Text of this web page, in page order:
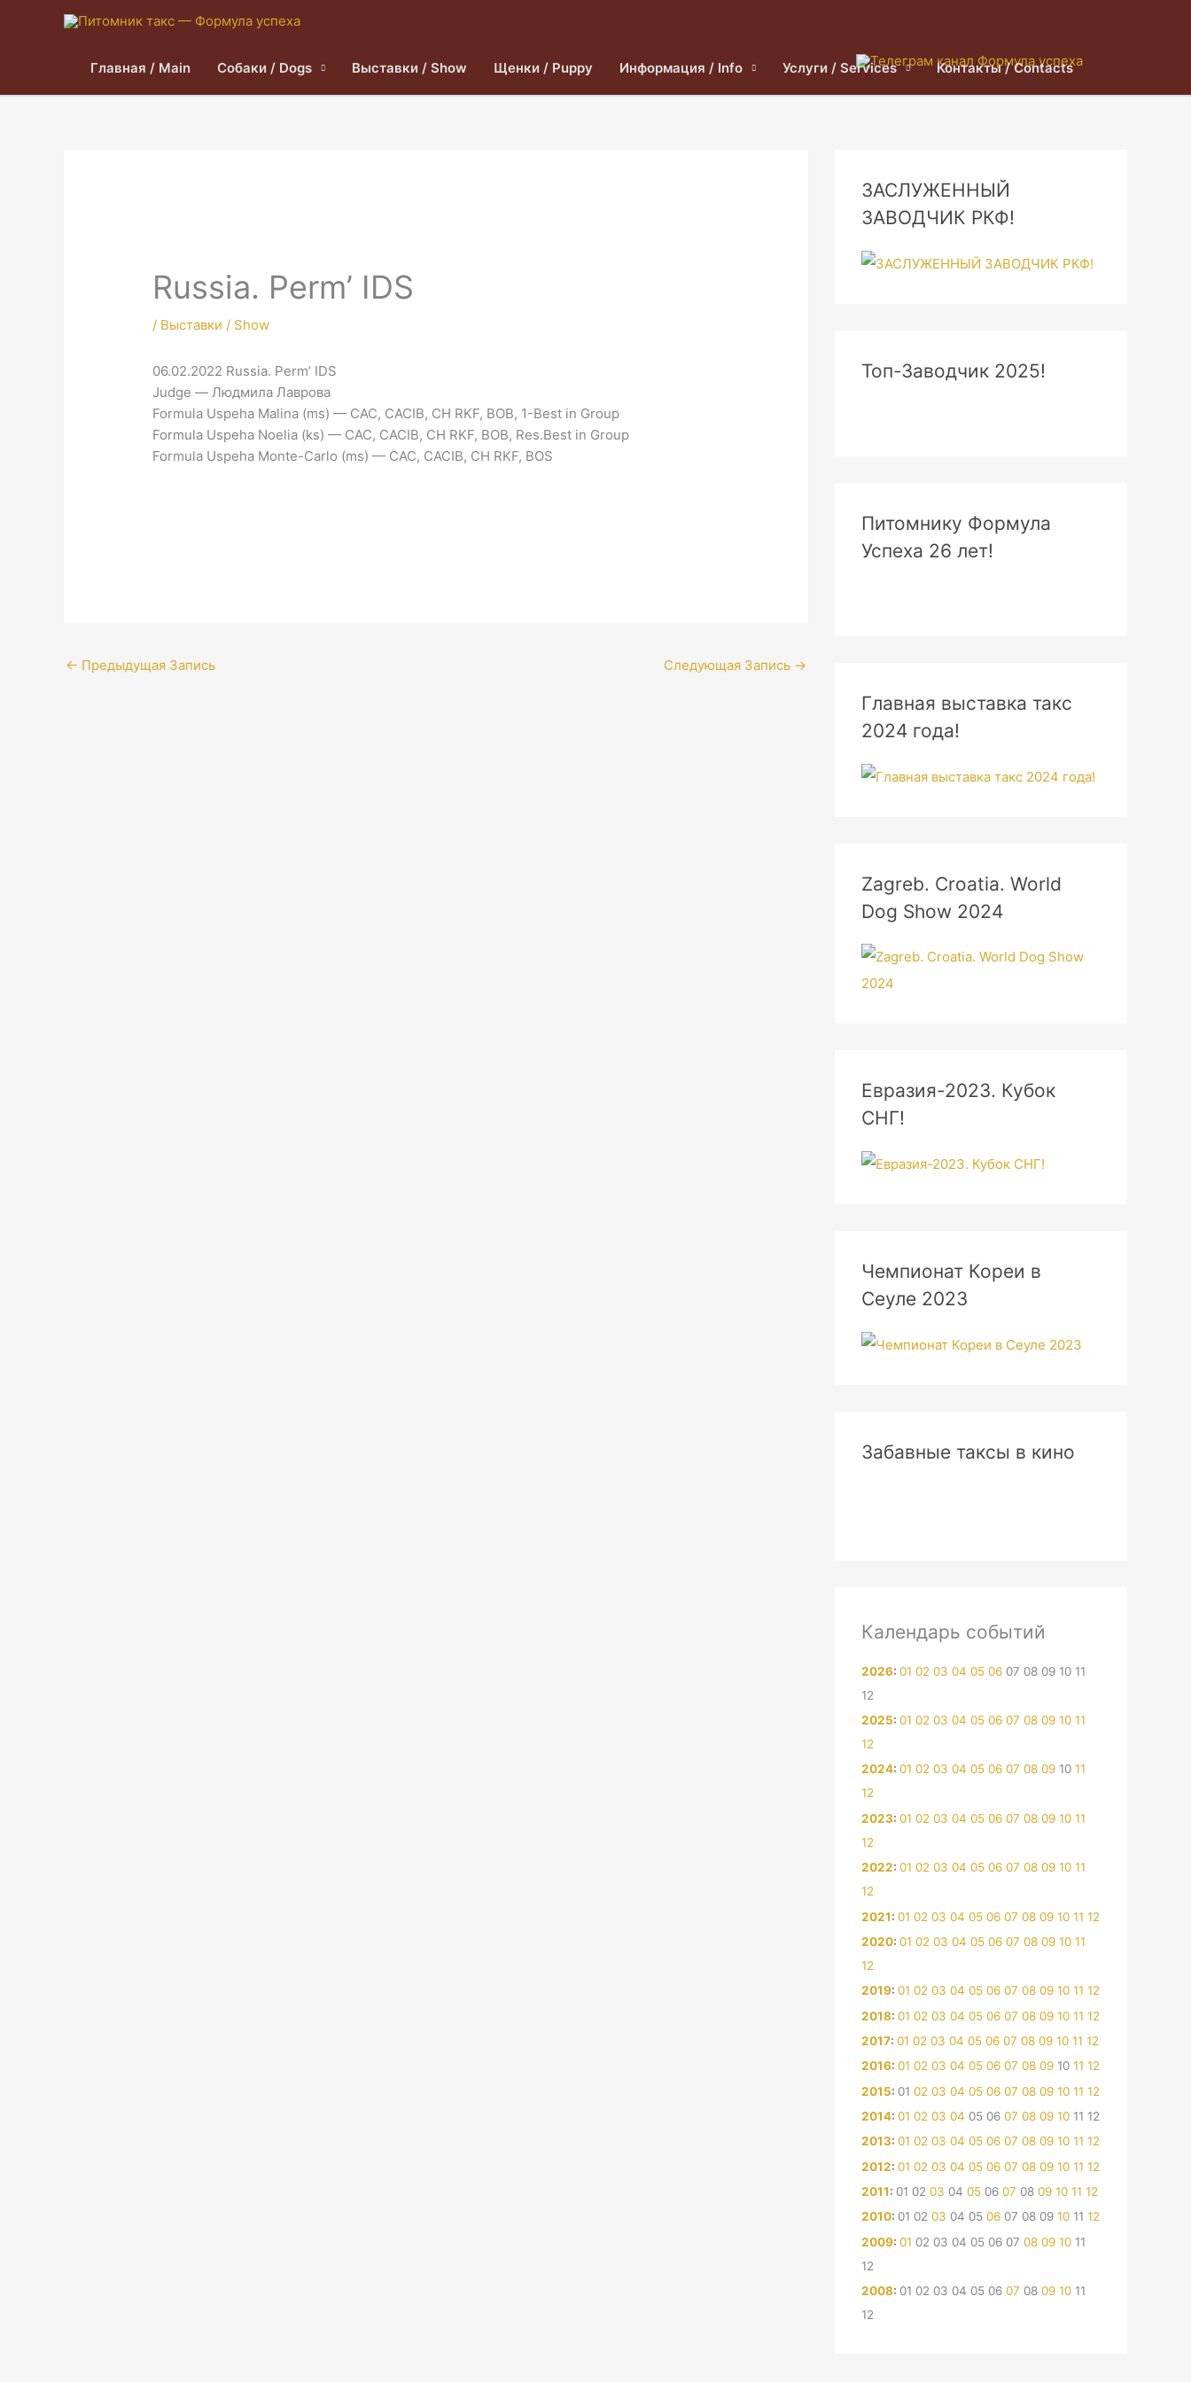
Главная / Main Собаки / Dogs Выставки / Show Щенки / Puppy Информация / Info Услуги / Services Контакты / Contacts
Russia. Perm’ IDS
/ Выставки / Show
06.02.2022 Russia. Perm’ IDS
Judge — Людмила Лаврова
Formula Uspeha Malina (ms) — CAC, CACIB, CH RKF, BOB, 1-Best in Group
Formula Uspeha Noelia (ks) — CAC, CACIB, CH RKF, BOB, Res.Best in Group
Formula Uspeha Monte-Carlo (ms) — CAC, CACIB, CH RKF, BOS
← Предыдущая Запись Следующая Запись →
ЗАСЛУЖЕННЫЙ
ЗАВОДЧИК РКФ!
Топ-Заводчик 2025!
Питомнику Формула
Успеха 26 лет!
Главная выставка такс
2024 года!
Zagreb. Croatia. World
Dog Show 2024
Евразия-2023. Кубок
СНГ!
Чемпионат Кореи в
Сеуле 2023
Забавные таксы в кино
Календарь событий
2026: 01 02 03 04 05 06 07 08 09 10 11
12
2025: 01 02 03 04 05 06 07 08 09 10 11
12
2024: 01 02 03 04 05 06 07 08 09 10 11
12
2023: 01 02 03 04 05 06 07 08 09 10 11
12
2022: 01 02 03 04 05 06 07 08 09 10 11
12
2021: 01 02 03 04 05 06 07 08 09 10 11 12
2020: 01 02 03 04 05 06 07 08 09 10 11
12
2019: 01 02 03 04 05 06 07 08 09 10 11 12
2018: 01 02 03 04 05 06 07 08 09 10 11 12
2017: 01 02 03 04 05 06 07 08 09 10 11 12
2016: 01 02 03 04 05 06 07 08 09 10 11 12
2015: 01 02 03 04 05 06 07 08 09 10 11 12
2014: 01 02 03 04 05 06 07 08 09 10 11 12
2013: 01 02 03 04 05 06 07 08 09 10 11 12
2012: 01 02 03 04 05 06 07 08 09 10 11 12
2011: 01 02 03 04 05 06 07 08 09 10 11 12
2010: 01 02 03 04 05 06 07 08 09 10 11 12
2009: 01 02 03 04 05 06 07 08 09 10 11
12
2008: 01 02 03 04 05 06 07 08 09 10 11
12